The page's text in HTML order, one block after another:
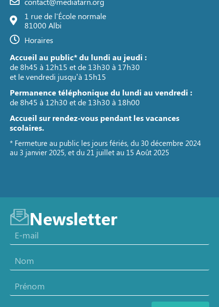
1 rue de l'École normale
81000 Albi
Horaires
Accueil au public* du lundi au jeudi :
de 8h45 à 12h15 et de 13h30 à 17h30
et le vendredi jusqu’à 15h15
Permanence téléphonique du lundi au vendredi :
de 8h45 à 12h30 et de 13h30 à 18h00
Accueil sur rendez-vous pendant les vacances
scolaires.
* Fermeture au public les jours fériés, du 30 décembre 2024
au 3 janvier 2025, et du 21 juillet au 15 Août 2025
Newsletter